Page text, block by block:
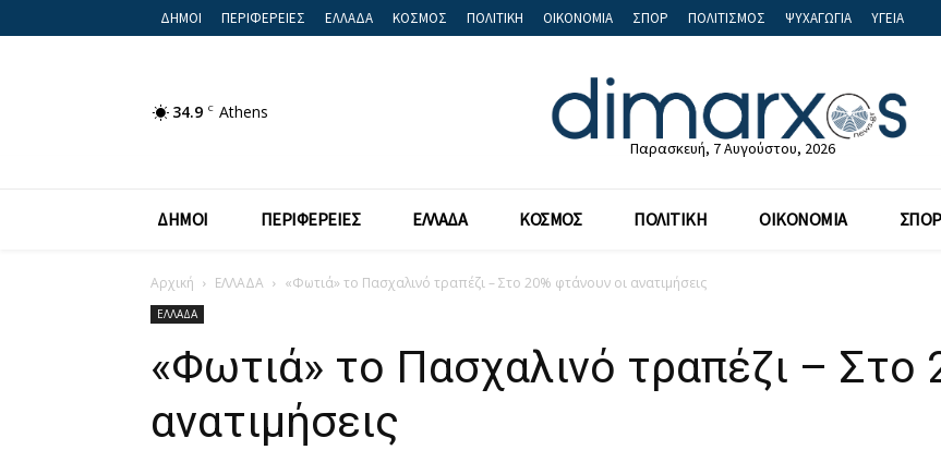
ΔΗΜΟΙ ΠΕΡΙΦΕΡΕΙΕΣ ΕΛΛΑΔΑ ΚΟΣΜΟΣ ΠΟΛΙΤΙΚΗ ΟΙΚΟΝΟΜΙΑ ΣΠΟΡ ΠΟΛΙΤΙΣΜΟΣ ΨΥΧΑΓΩΓΙΑ ΥΓΕΙΑ
34.9 C Athens
Παρασκευή, 7 Αυγούστου, 2026
ΔΗΜΟΙ ΠΕΡΙΦΕΡΕΙΕΣ ΕΛΛΑΔΑ ΚΟΣΜΟΣ ΠΟΛΙΤΙΚΗ ΟΙΚΟΝΟΜΙΑ ΣΠΟΡ
Αρχική ΕΛΛΑΔΑ «Φωτιά» το Πασχαλινό τραπέζι – Στο 20% φτάνουν οι ανατιμήσεις
ΕΛΛΑΔΑ
«Φωτιά» το Πασχαλινό τραπέζι – Στο
ανατιμήσεις